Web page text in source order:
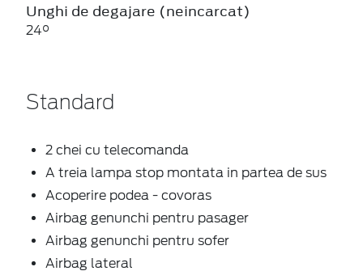
Unghi de degajare (neincarcat)
24°
Standard
2 chei cu telecomanda
A treia lampa stop montata in partea de sus
Acoperire podea - covoras
Airbag genunchi pentru pasager
Airbag genunchi pentru sofer
Airbag lateral